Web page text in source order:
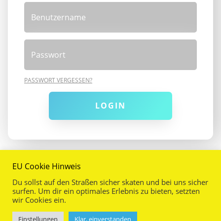
PASSWORT VERGESSEN?
LOGIN
2026WEBDESIGNER MÜNCHEN
EU Cookie Hinweis
Du sollst auf den Straßen sicher skaten und bei uns sicher
surfen. Um dir ein optimales Erlebnis zu bieten, setzten
wir Cookies ein.
Einstellungen Klar, einverstanden